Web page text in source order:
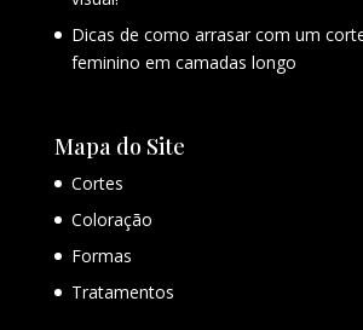
Dicas de como arrasar com um
feminino em camadas longo
Mapa do Site
Cortes
Coloração
Formas
Tratamentos